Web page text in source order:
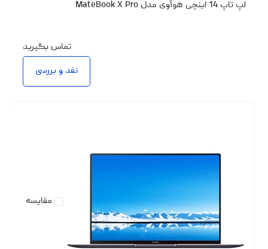
لپ تاپ 14 اینچی هوآوی مدل MateBook X Pro
تماس بگیرید
نقد و بررسی
مقایسه